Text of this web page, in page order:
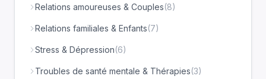
Relations amoureuses & Couples(8)
Relations familiales & Enfants(7)
Stress & Dépression(6)
Troubles de santé mentale & Thérapies(3)